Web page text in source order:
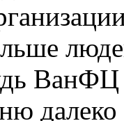
ВанФЦ